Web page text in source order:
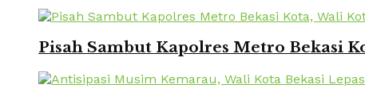
Pisah Sambut Kapolres Metro Bekasi